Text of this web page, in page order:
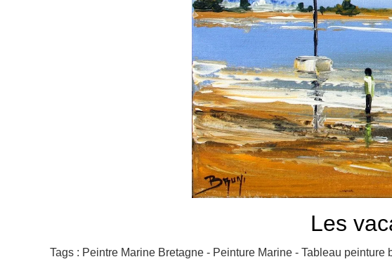
Les
Tags : Peintre Marine Bretagne - Peinture Marine - Tableau